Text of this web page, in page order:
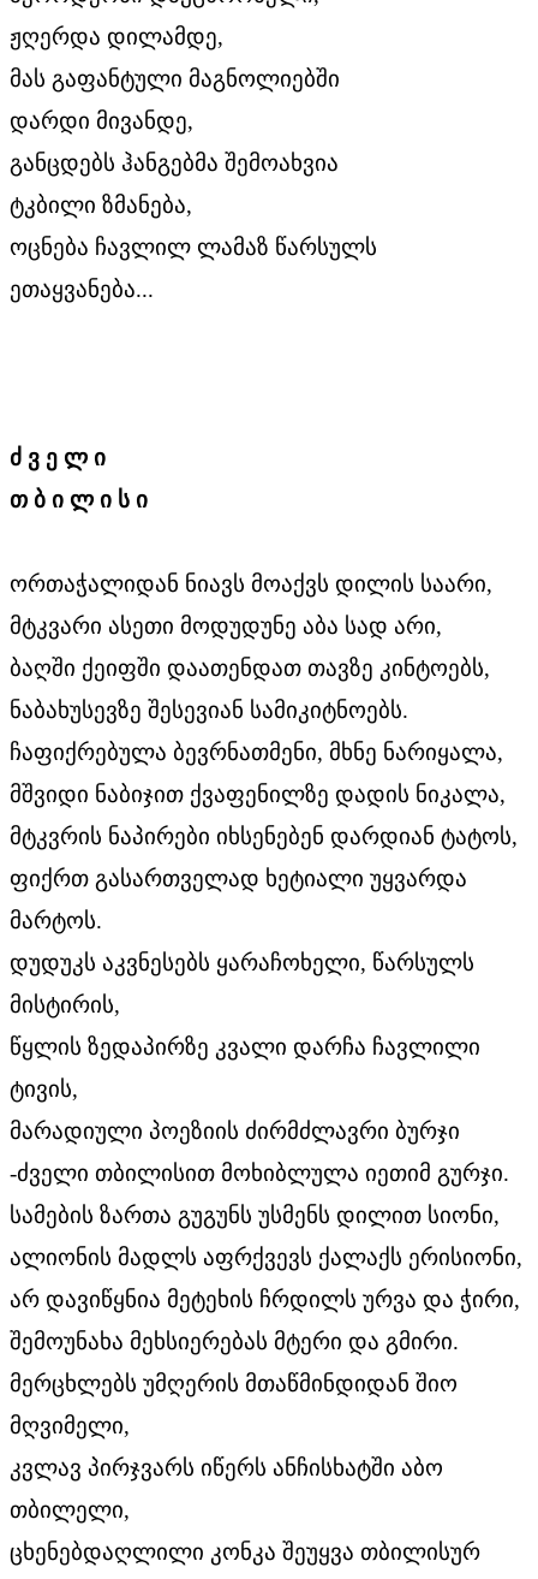
ჟღერდა დილამდე,
მას გაფანტული მაგნოლიებში
დარდი მივანდე,
განცდებს ჰანგებმა შემოახვია
ტკბილი ზმანება,
ოცნება ჩავლილ ლამაზ წარსულს
ეთაყვანება...
ძ ვ ე ლ ი
თ ბ ი ლ ი ს ი
ორთაჭალიდან ნიავს მოაქვს დილის საარი,
მტკვარი ასეთი მოდუდუნე აბა სად არი,
ბაღში ქეიფში დაათენდათ თავზე კინტოებს,
ნაბახუსევზე შესევიან სამიკიტნოებს.
ჩაფიქრებულა ბევრნათმენი, მხნე ნარიყალა,
მშვიდი ნაბიჯით ქვაფენილზე დადის ნიკალა,
მტკვრის ნაპირები იხსენებენ დარდიან ტატოს,
ფიქრთ გასართველად ხეტიალი უყვარდა
მარტოს.
დუდუკს აკვნესებს ყარაჩოხელი, წარსულს
მისტირის,
წყლის ზედაპირზე კვალი დარჩა ჩავლილი
ტივის,
მარადიული პოეზიის ძირმძლავრი ბურჯი
-ძველი თბილისით მოხიბლულა იეთიმ გურჯი.
სამების ზართა გუგუნს უსმენს დილით სიონი,
ალიონის მადლს აფრქვევს ქალაქს ერისიონი,
არ დავიწყნია მეტეხის ჩრდილს ურვა და ჭირი,
შემოუნახა მეხსიერებას მტერი და გმირი.
მერცხლებს უმღერის მთაწმინდიდან შიო
მღვიმელი,
კვლავ პირჯვარს იწერს ანჩისხატში აბო
თბილელი,
ცხენებდაღლილი კონკა შეუყვა თბილისურ